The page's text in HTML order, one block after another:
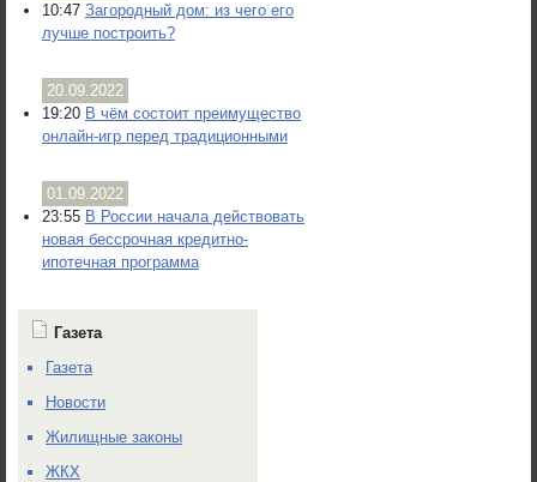
10:47 Загородный дом: из чего его
лучше построить?
20.09.2022
19:20 В чём состоит преимущество
онлайн-игр перед традиционными
01.09.2022
23:55 В России начала действовать
новая бессрочная кредитно-
ипотечная программа
Газета
Газета
Новости
Жилищные законы
ЖКХ